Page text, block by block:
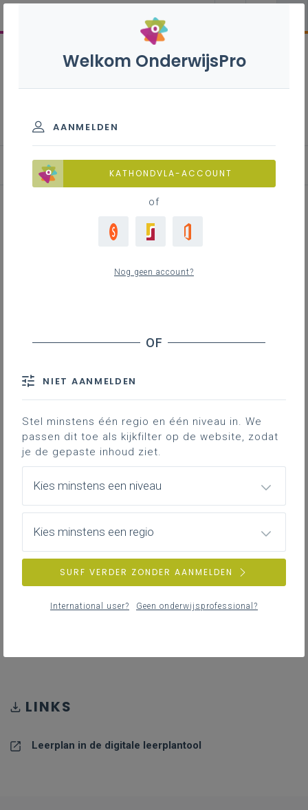
Leerplan
Hieronder vind je de definitieve en
volledig afgewerkte versie van het
leerplan aardrijkskunde 2de graad
D/A-finaliteit.
DOWNLOADS
II-Aar-da januari 24
LINKS
Leerplan in de digitale leerplantool
Welkom OnderwijsPro
AANMELDEN
KATHONDVLA-ACCOUNT
of
Nog geen account?
NIET AANMELDEN
Stel minstens één regio en één niveau in. We
passen dit toe als kijkfilter op de website, zodat
je de gepaste inhoud ziet.
Kies minstens een niveau
Kies minstens een regio
SURF VERDER ZONDER AANMELDEN
International user? Geen onderwijsprofessional?